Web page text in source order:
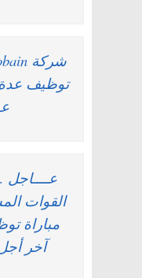
توظيف
القوات
مباراة
آخر أجل هو 20